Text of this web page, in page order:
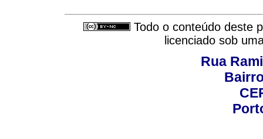
Todo o conteúdo deste
licenciado sob
Rua